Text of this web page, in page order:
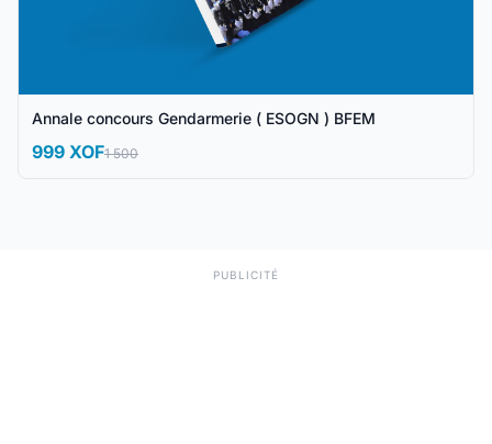
Annale concours Gendarmerie ( ESOGN ) BFEM
999 XOF1 500
PUBLICITÉ